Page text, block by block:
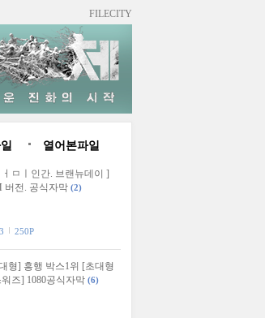
FILECITY
열어본파일
ㅁㅣ인간. 브랜뉴데이 ]
버전. 공식자막 (2)
250P
형] 흥행 박스1위 [초대형
즈] 1080공식자막 (6)